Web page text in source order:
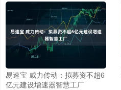
易速宝 威力传动：拟募资不超6
亿元建设增速器智慧工厂